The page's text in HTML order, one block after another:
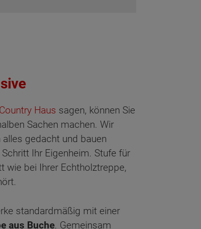
Haus sagen, können Sie
Sachen machen. Wir
alles gedacht und bauen
Ihr Eigenheim. Stufe für
wie bei Ihrer Echtholztreppe,
standardmäßig mit einer
aus Buche. Gemeinsam